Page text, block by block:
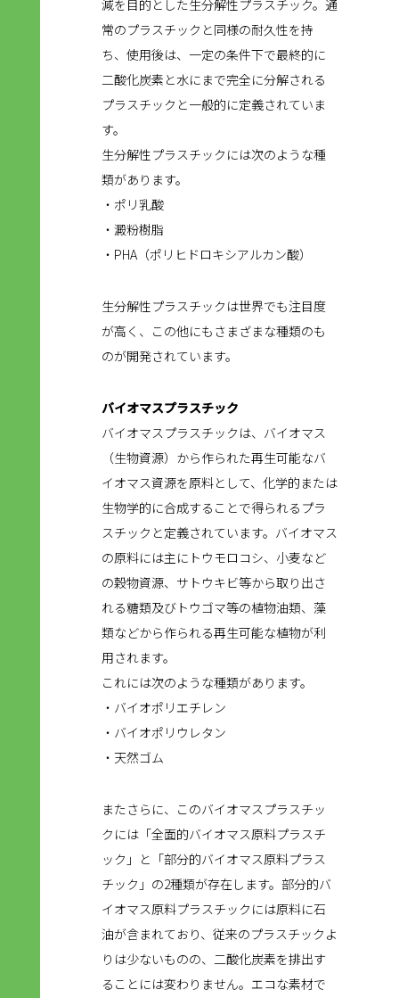
減を目的とした生分解性プラスチック。通
常のプラスチックと同様の耐久性を持
ち、使用後は、一定の条件下で最終的に
二酸化炭素と水にまで完全に分解される
プラスチックと一般的に定義されていま
す。
生分解性プラスチックには次のような種
類があります。
・ポリ乳酸
・澱粉樹脂
・PHA（ポリヒドロキシアルカン酸）
生分解性プラスチックは世界でも注目度
が高く、この他にもさまざまな種類のも
のが開発されています。
バイオマスプラスチック
バイオマスプラスチックは、バイオマス
（生物資源）から作られた再生可能なバ
イオマス資源を原料として、化学的または
生物学的に合成することで得られるプラ
スチックと定義されています。バイオマス
の原料には主にトウモロコシ、小麦など
の穀物資源、サトウキビ等から取り出さ
れる糖類及びトウゴマ等の植物油類、藻
類などから作られる再生可能な植物が利
用されます。
これには次のような種類があります。
・バイオポリエチレン
・バイオポリウレタン
・天然ゴム
またさらに、このバイオマスプラスチッ
クには「全面的バイオマス原料プラスチ
ック」と「部分的バイオマス原料プラス
チック」の2種類が存在します。部分的バ
イオマス原料プラスチックには原料に石
油が含まれており、従来のプラスチックよ
りは少ないものの、二酸化炭素を排出す
ることには変わりません。エコな素材で